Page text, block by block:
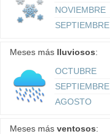
NOVIEMBRE
SEPTIEMBRE
Meses más lluviosos:
OCTUBRE
SEPTIEMBRE
AGOSTO
Meses más ventosos: